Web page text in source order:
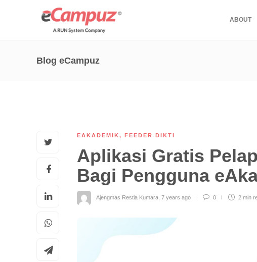
ABOUT
Blog eCampuz
EAKADEMIK, FEEDER DIKTI
Aplikasi Gratis
Bagi Pengguna
Ajengmas Restia Kumara 7 years ago 0 2 min